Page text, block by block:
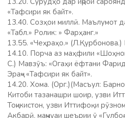
«Тафсири як байт».
13.40. Созҳои миллӣ. Маълумот
«Табл.» Ролик: » Фарҳанг.»
13.55. «Чеҳраҳо.»
14.10. Порча аз маҳфили
С.) Мавзӯъ: «Огаҳи ёфтани
Эраҷ» «Тафсири як байт».
14.20. Хома. (Орг.)(Масъул:
Китоби тазанашри шоир, узви
Тоҷикистон, узви Иттифоқи
Акбарӣ. маҷмуаи шеърии ӯ